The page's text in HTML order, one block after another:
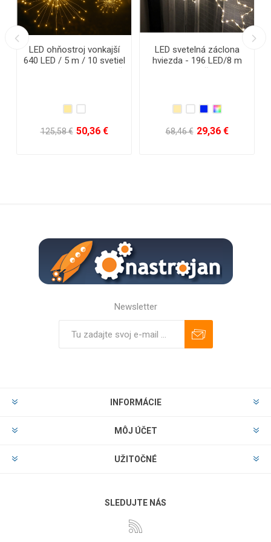
LED vianočná kovová 3D
hviezda na stromček - 15
31,50 € 14,24 €
LED vianočná kovová 3D
hviezda na stromček - 20
34,44 € 16,76 €
Newsletter
INFORMÁCIE
MÔJ ÚČET
UŽITOČNÉ
SLEDUJTE NÁS